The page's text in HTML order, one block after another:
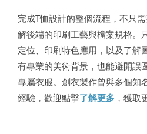
完成T恤設計的整個流程，不只
解後端的印刷工藝與檔案規格。
定位、印刷特色應用，以及了解
有專業的美術背景，也能避開誤
專屬衣服。創衣製作曾與多個知
經驗，歡迎點擊了解更多 ，獲取